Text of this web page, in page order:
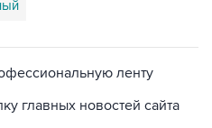
ленту
главных новостей сайта